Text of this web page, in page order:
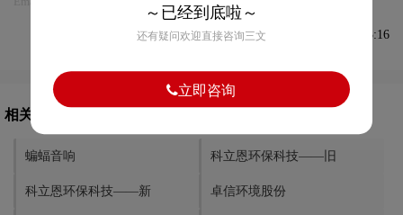
发布于2020-12-31 05:23:16
相关文章推荐
蝙蝠音响 科立恩环保科技——旧
科立恩环保科技——新 卓信环境股份
～已经到底啦～
还有疑问欢迎直接咨询三文
立即咨询